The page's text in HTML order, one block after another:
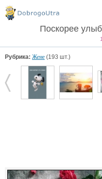
Поскорее
Рубрика: Жене (193 шт.)